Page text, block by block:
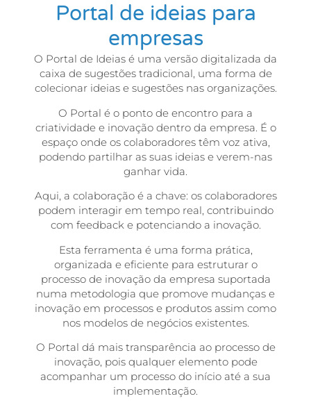
Portal de ideias para
empresas
O Portal de Ideias é uma versão digitalizada da
caixa de sugestões tradicional, uma forma de
colecionar ideias e sugestões nas organizações.
O Portal é o ponto de encontro para a
criatividade e inovação dentro da empresa. É o
espaço onde os colaboradores têm voz ativa,
podendo partilhar as suas ideias e verem-nas
ganhar vida.
Aqui, a colaboração é a chave: os colaboradores
podem interagir em tempo real, contribuindo
com feedback e potenciando a inovação.
Esta ferramenta é uma forma prática,
organizada e eficiente para estruturar o
processo de inovação da empresa suportada
numa metodologia que promove mudanças e
inovação em processos e produtos assim como
nos modelos de negócios existentes.
O Portal dá mais transparência ao processo de
inovação, pois qualquer elemento pode
acompanhar um processo do início até a sua
implementação.